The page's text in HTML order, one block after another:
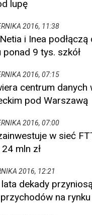
lupę
2016, 11:38
i Inea
ponad 9 tys. szkół
2016, 07:15
centrum danych
pod Warszawą
2016, 07:00
w sieć
mln zł
2016, 12:21
dekady
na